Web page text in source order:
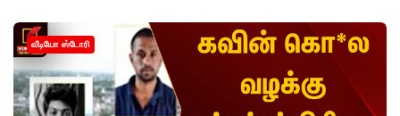
வீடியோ ஸ்டோரி